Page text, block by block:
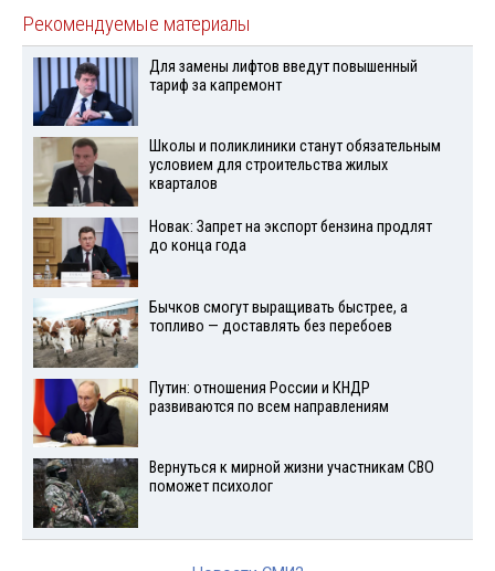
Рекомендуемые материалы
Для замены лифтов введут повышенный
тариф за капремонт
Школы и поликлиники станут обязательным
условием для строительства жилых
кварталов
Новак: Запрет на экспорт бензина продлят
до конца года
Бычков смогут выращивать быстрее, а
топливо — доставлять без перебоев
Путин: отношения России и КНДР
развиваются по всем направлениям
Вернуться к мирной жизни участникам СВО
поможет психолог